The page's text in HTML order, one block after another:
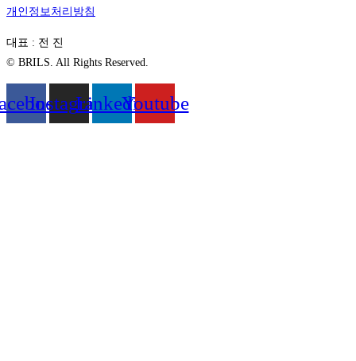
개인정보처리방침
대표 : 전 진
© BRILS. All Rights Reserved.
InstagramLinkedinYoutube